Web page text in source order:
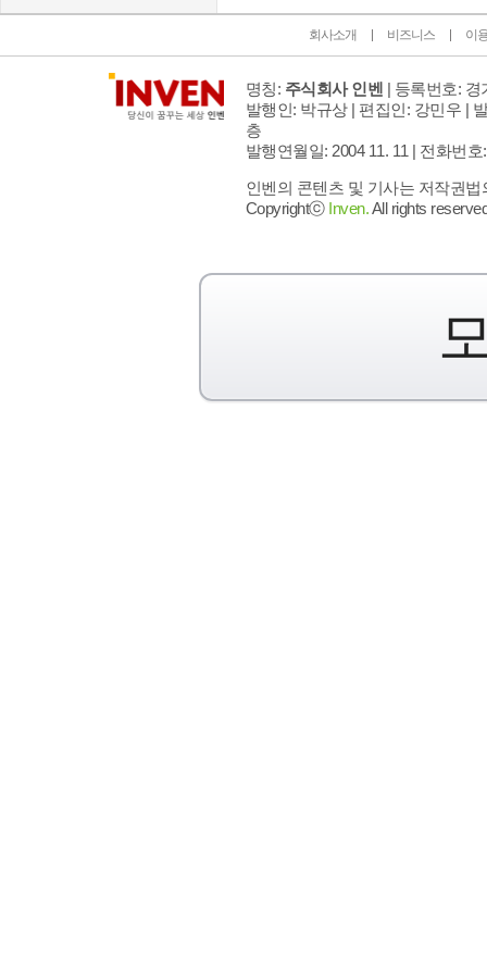
회사소개 비즈니스 이
명칭: 주식회사 인벤 | 등록번호: 경
발행인: 박규상 | 편집인: 강민우 |
층
발행연월일: 2004 11. 11 | 전화번호
인벤의 콘텐츠 및 기사는 저작권
Copyrightⓒ Inven.All rights